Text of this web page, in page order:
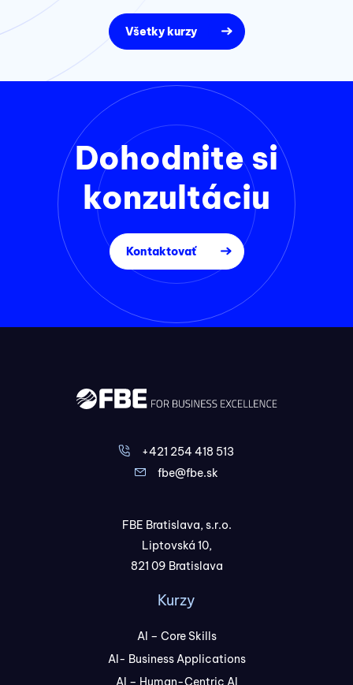
Všetky kurzy
Dohodnite si
konzultáciu
Kontaktovať
+421 254 418 513
fbe@fbe.sk
FBE Bratislava, s.r.o.
Liptovská 10,
821 09 Bratislava
Kurzy
AI – Core Skills
AI- Business Applications
AI – Human-Centric AI